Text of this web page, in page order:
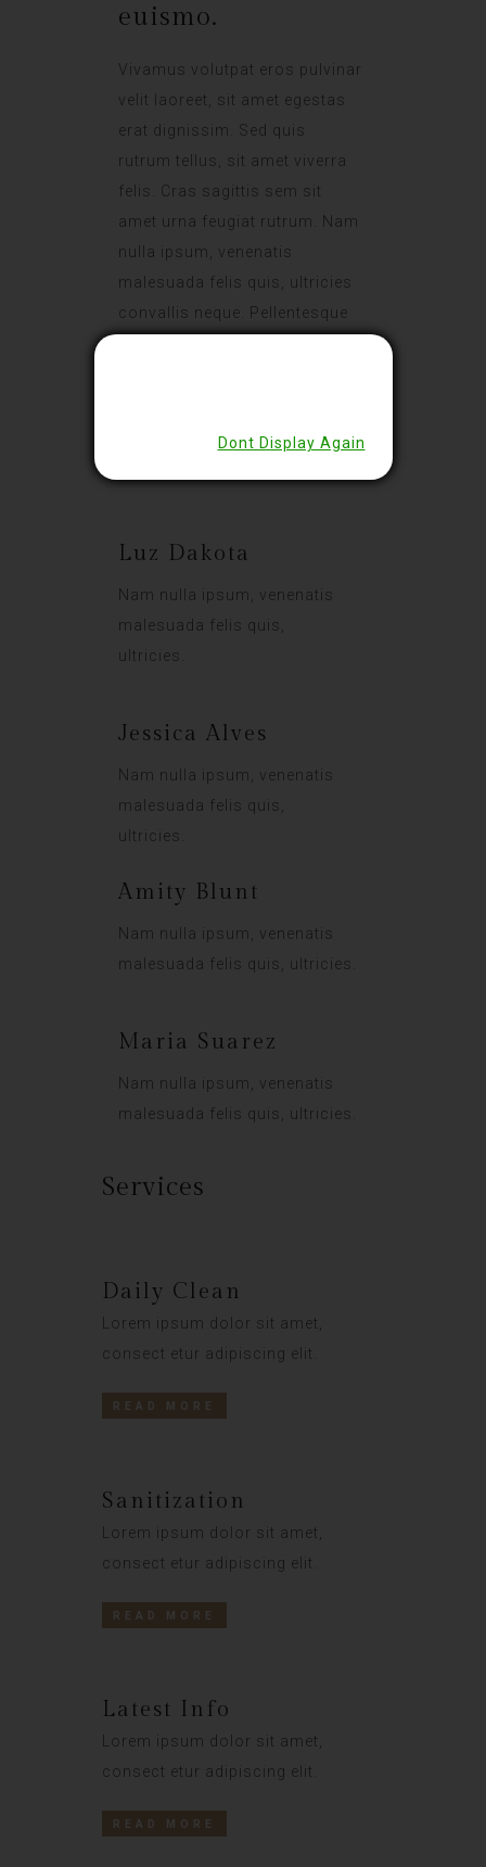
Close
Dont Display Again
euismo.
Vivamus volutpat eros pulvinar
velit laoreet, sit amet egestas
erat dignissim. Sed quis
rutrum tellus, sit amet viverra
felis. Cras sagittis sem sit
amet urna feugiat rutrum. Nam
nulla ipsum, venenatis
malesuada felis quis, ultricies
convallis neque. Pellentesque
nulla dignissim. Nunc sit amet
Luz Dakota
Nam nulla ipsum, venenatis
malesuada felis quis,
ultricies.
Jessica Alves
Nam nulla ipsum, venenatis
malesuada felis quis,
ultricies.
Amity Blunt
Nam nulla ipsum, venenatis
malesuada felis quis, ultricies.
Maria Suarez
Nam nulla ipsum, venenatis
malesuada felis quis, ultricies.
Services
Daily Clean
Lorem ipsum dolor sit amet,
consect etur adipiscing elit.
READ MORE
Sanitization
Lorem ipsum dolor sit amet,
consect etur adipiscing elit.
READ MORE
Latest Info
Lorem ipsum dolor sit amet,
consect etur adipiscing elit.
READ MORE